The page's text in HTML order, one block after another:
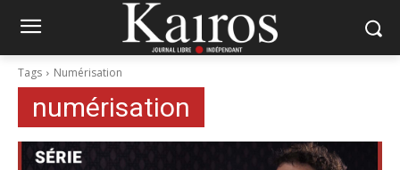
Tags Numérisation
numérisation